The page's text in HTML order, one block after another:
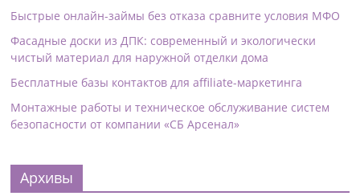
Быстрые онлайн-займы без отказа сравните условия МФО
Фасадные доски из ДПК: современный и экологически
чистый материал для наружной отделки дома
Бесплатные базы контактов для affiliate-маркетинга
Монтажные работы и техническое обслуживание систем
безопасности от компании «СБ Арсенал»
Архивы